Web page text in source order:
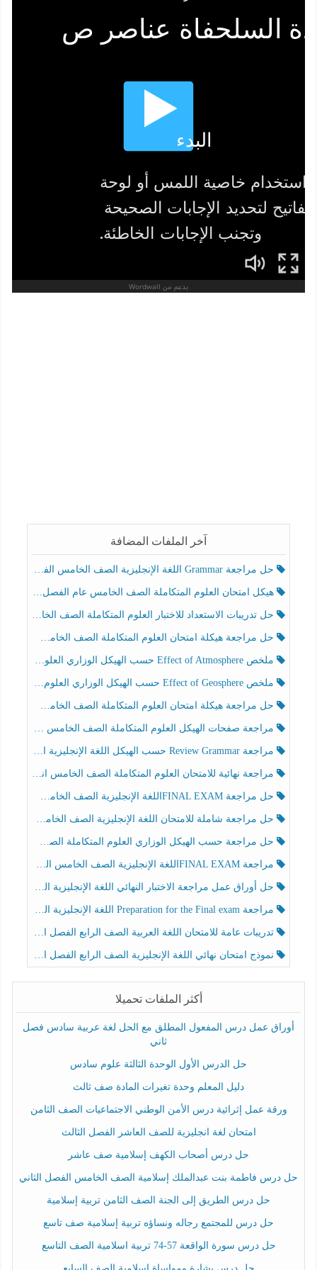
آخر الملفات المضافة
حل مراجعة Grammar اللغة الإنجليزية الصف الخامس الفصل الثالث
هيكل امتحان العلوم المتكاملة الصف الخامس عام الفصل الدراسي الثالث 2025-2026
حل تدريبات الاستعداد للاختبار العلوم المتكاملة الصف الخامس عام الفصل الثالث
حل مراجعة هيكلة امتحان العلوم المتكاملة الصف الخامس انسبير الفصل الثالث
ملخص Effect of Atmosphere حسب الهيكل الوزاري العلوم المتكاملة الصف الخامس انسبير الفصل الثالث
ملخص Effect of Geosphere حسب الهيكل الوزاري العلوم المتكاملة الصف الخامس انسبير الفصل الثالث
حل مراجعة هيكلة امتحان العلوم المتكاملة الصف الخامس عام الفصل الثالث
مراجعة صفحات الهيكل العلوم المتكاملة الصف الخامس انسبير الفصل الثالث
مراجعة Review Grammar حسب الهيكل اللغة الإنجليزية الصف الخامس الفصل الثالث
مراجعة نهائية للامتحان العلوم المتكاملة الصف الخامس انسبير الفصل الثالث
حل مراجعة FINAL EXAMاللغة الإنجليزية الصف الخامس الفصل الثالث
حل مراجعة شاملة للامتحان اللغة الإنجليزية الصف الخامس الفصل الثالث
حل مراجعة حسب الهيكل الوزاري العلوم المتكاملة الصف الخامس عام الفصل الثالث
مراجعة FINAL EXAMاللغة الإنجليزية الصف الخامس الفصل الثالث
حل أوراق عمل مراجعة الاختبار النهائي اللغة الإنجليزية الصف الرابع الفصل الثالث
مراجعة Preparation for the Final exam اللغة الإنجليزية الصف الرابع الفصل الثالث
تدريبات عامة للامتحان اللغة العربية الصف الرابع الفصل الثالث
نموذج امتحان نهائي اللغة الإنجليزية الصف الرابع الفصل الثالث
أكثر الملفات تحميلا
أوراق عمل درس المفعول المطلق مع الحل لغة عربية سادس فصل
ثاني
حل الدرس الأول الوحدة الثالثة علوم سادس
دليل المعلم وحدة تغيرات المادة صف ثالث
ورقة عمل إثرائية درس الأمن الوطني الاجتماعيات الصف الثامن
امتحان لغة انجليزية للصف العاشر الفصل الثالث
حل درس أصحاب الكهف إسلامية صف عاشر
حل درس فاطمة بنت عبدالملك إسلامية الصف الخامس الفصل الثاني
حل درس الطريق إلى الجنة الصف الثامن تربية إسلامية
حل درس للمجتمع رجاله ونساؤه تربية إسلامية صف تاسع
حل درس سورة الواقعة 57-74 تربية اسلامية الصف التاسع